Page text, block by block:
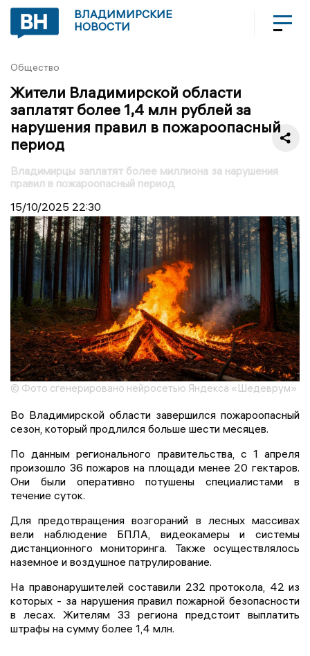
ВЛАДИМИРСКИЕ
НОВОСТИ
Общество
Жители Владимирской области
заплатят более 1,4 млн рублей за
нарушения правил в пожароопасный
период
Владимирцы заплатят более миллиона за нарушения
правил в пожароопасный период
15/10/2025 22:30
© Фото сгенерировано нейросетью Яндекса «Шедеврум»
Во Владимирской области завершился пожароопасный
сезон, который продлился больше шести месяцев.
По данным регионального правительства, с 1 апреля
произошло 36 пожаров на площади менее 20 гектаров.
Они были оперативно потушены специалистами в
течение суток.
Для предотвращения возгораний в лесных массивах
вели наблюдение БПЛА, видеокамеры и системы
дистанционного мониторинга. Также осуществлялось
наземное и воздушное патрулирование.
На правонарушителей составили 232 протокола, 42 из
которых - за нарушения правил пожарной безопасности
в лесах. Жителям 33 региона предстоит выплатить
штрафы на сумму более 1,4 млн.